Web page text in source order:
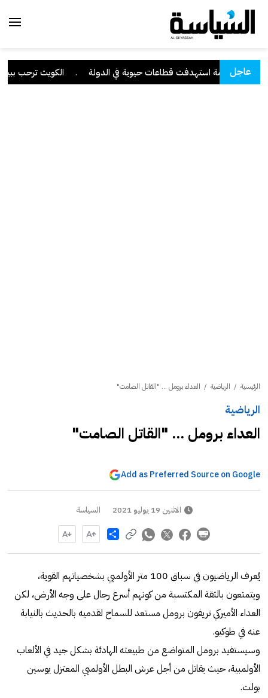
عاجل
متقدمة استهدفت قطاعات حيوية في الدولة . الكويت ترحب ببيان
الرئيسية / الرياضية / العداء برومل ... "القاتل الصامت"
الرياضية
العداء برومل ... "القاتل الصامت"
Add as Preferred Source on Google
الاثنين 19 يوليو 2021 السياسة
Share
يُعرف الرياضيون في سباق 100 متر الأولمبي بشخصياتهم القوية،
ويتمتعون بالثقة المكتسبة من كونهم أسرع رجال على وجه الأرض، لكن
العداء الأميركي تريفون برومل مستعد للسماح لقدميه بالحديث بالنيابة
عنه في طوكيو.
وسيستفيد برومل المتواضع من طبيعته الهادئة بشكل جيد في الألعاب
الأولمبية، حيث يقاتل من أجل عرش البطل الأولمبي المعتزل يوسين
بولت.